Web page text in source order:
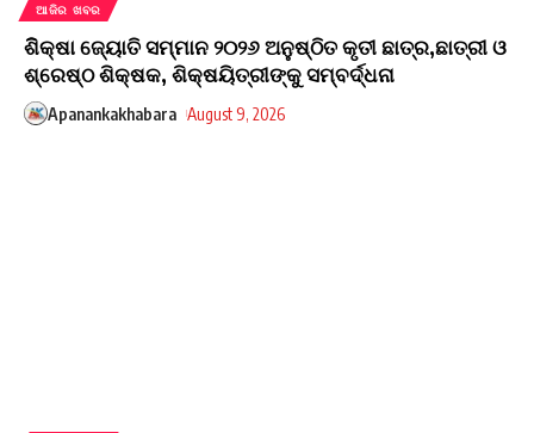
ଆଜିର ଖବର
ଶିିକ୍ଷା ଜ୍ୟୋତି ସମ୍ମାନ ୨୦୨୬ ଅନୁଷ୍ଠିତ କୃତୀ ଛାତ୍ର,ଛାତ୍ରୀ ଓ
ଶ୍ରେଷ୍ଠ ଶିକ୍ଷକ, ଶିକ୍ଷୟିତ୍ରୀଙ୍କୁ ସମ୍ବର୍ଦ୍ଧନା
Apanankakhabara August 9, 2026